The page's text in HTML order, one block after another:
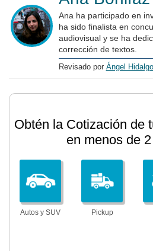
Ana ha participado en
ha sido finalista en
audiovisual y se ha
corrección de textos.
Revisado por Ángel Hidalgo
Obtén la Cotización de
en menos de
Autos y SUV Pickup